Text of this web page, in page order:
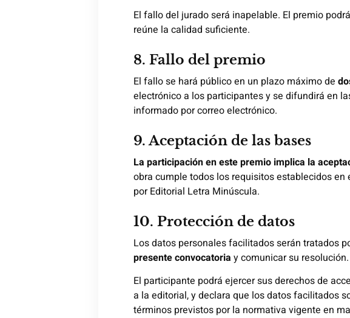
El fallo del jurado será inapelable. El premio
reúne la calidad suficiente.
8. Fallo del premio
El fallo se hará público en un plazo máximo de
electrónico a los participantes y se difundirá en
informado por correo electrónico.
9. Aceptación de las bases
La participación en este premio implica la
obra cumple todos los requisitos establecidos
por Editorial Letra Minúscula.
10. Protección de datos
Los datos personales facilitados serán tratados
presente convocatoria y comunicar su resolución.
El participante podrá ejercer sus derechos de
a la editorial, y declara que los datos facilitados
términos previstos por la normativa vigente en